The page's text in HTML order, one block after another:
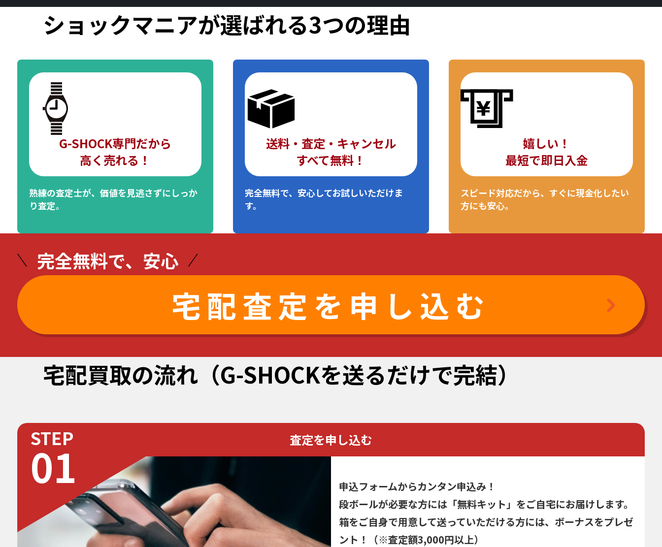
ショックマニアが選ばれる3つの理由
G-SHOCK専門だから
高く売れる！
熟練の査定士が、価値を見逃さずにしっか
り査定。
送料・査定・キャンセル
すべて無料！
完全無料で、安心してお試しいただけま
す。
嬉しい！
最短で即日入金
スピード対応だから、すぐに現金化したい
方にも安心。
完全無料で、安心
宅配査定を申し込む
宅配買取の流れ （G-SHOCKを送るだけで完結）
STEP
01 査定を申し込む
申込フォームからカンタン申込み！
段ボールが必要な方には「無料キット」をご自宅にお届けします。
箱をご自身で用意して送っていただける方には、ボーナスをプレゼ
ント！（※査定額3,000円以上）